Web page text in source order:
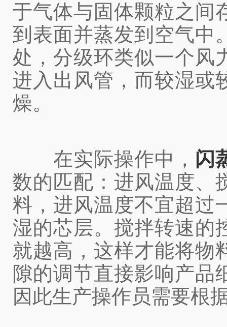
于气体与固体颗粒之间
到表面并蒸发到空气中
处，分级环类似一个风
进入出风管，而较湿或
燥。
在实际操作中， 闪
数的匹配：进风温度、
料，进风温度不宜超过
湿的芯层。搅拌转速的
就越高，这样才能将物
隙的调节直接影响产品
因此生产操作员需要根